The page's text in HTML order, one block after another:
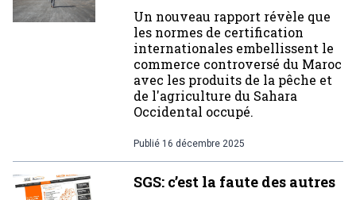
Un nouveau rapport révèle que
les normes de certification
internationales embellissent le
commerce controversé du Maroc
avec les produits de la pêche et
de l'agriculture du Sahara
Occidental occupé.
Publié 16 décembre 2025
SGS: c’est la faute des autres